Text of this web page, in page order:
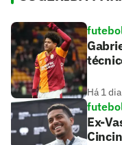
Há 1 dia
Ex-